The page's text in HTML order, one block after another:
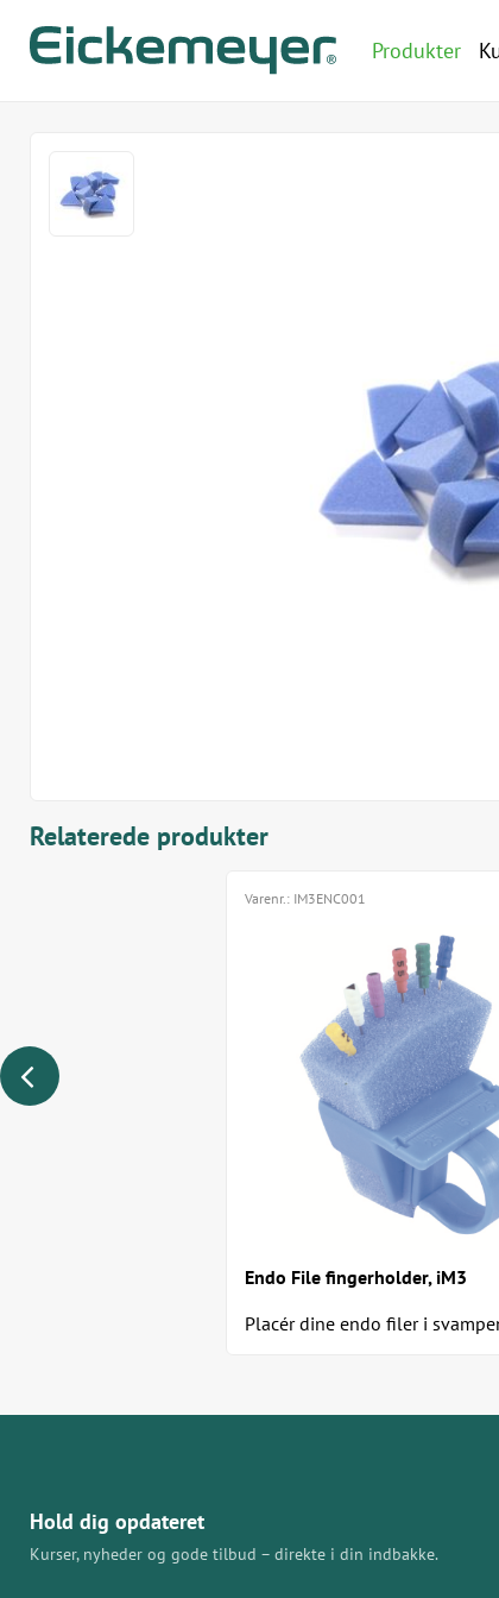
Produkter
Relaterede produkter
Endo File fingerholder, iM3
Placér dine endo filer i
Varenr.: IM3ENC001
Hold dig opdateret
Kurser, nyheder og gode tilbud – direkte i din indbakke.